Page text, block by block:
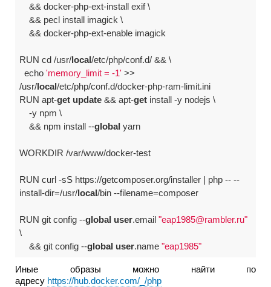
    && docker-php-ext-install exif \
    && pecl install imagick \
    && docker-php-ext-enable imagick
RUN cd /usr/local/etc/php/conf.d/ && \
  echo
'memory_limit = -1' >>
/usr/local/etc/php/conf.d/docker-php-ram-limit.ini
RUN apt-get update && apt-get install -y nodejs \
    -y npm \
    && npm install --
global yarn
WORKDIR /var/www/docker-test
RUN curl -sS https://getcomposer.org/installer | php -- --
install-dir=/usr/local/bin --filename=composer
RUN git config --global user.email "eap1985@rambler.ru"
\
    && git config --
global user.name "eap1985"
Иные образы можно найти по
адресу https://hub.docker.com/_/php